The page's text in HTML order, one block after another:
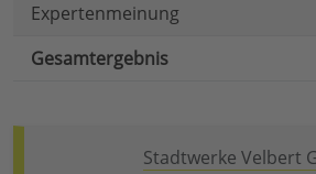
Expertenmeinung
Gesamtergebnis
Stadtwerke Velbert